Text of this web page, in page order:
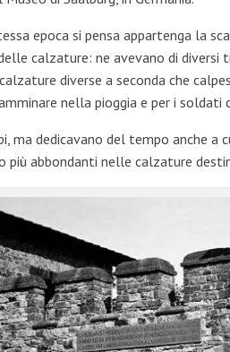
epoca si pensa appartenga la
calzature: ne avevano di diversi
diverse a seconda che
nella pioggia e per i
ma dedicavano del tempo anche a
più abbondanti nelle calzature